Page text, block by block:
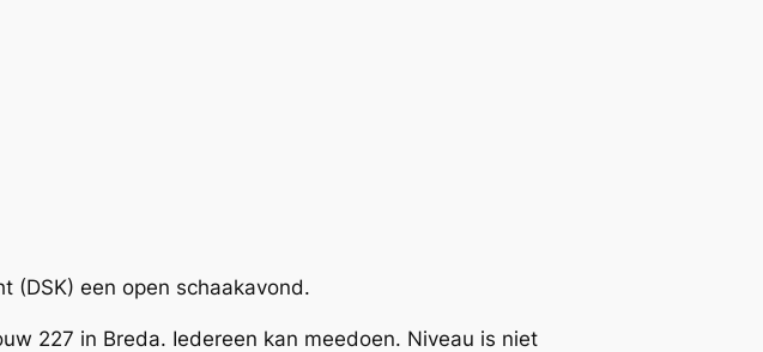
(DSK) een open schaakavond.
227 in Breda. Iedereen kan meedoen. Niveau is niet